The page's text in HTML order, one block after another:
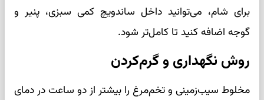
برای شام، می‌توانید داخل ساندویچ کمی سبزی، پنیر و
گوجه اضافه کنید تا کامل‌تر شود.
روش نگهداری و گرم‌کردن
مخلوط سیب‌زمینی و تخم‌مرغ را بیشتر از دو ساعت در دمای